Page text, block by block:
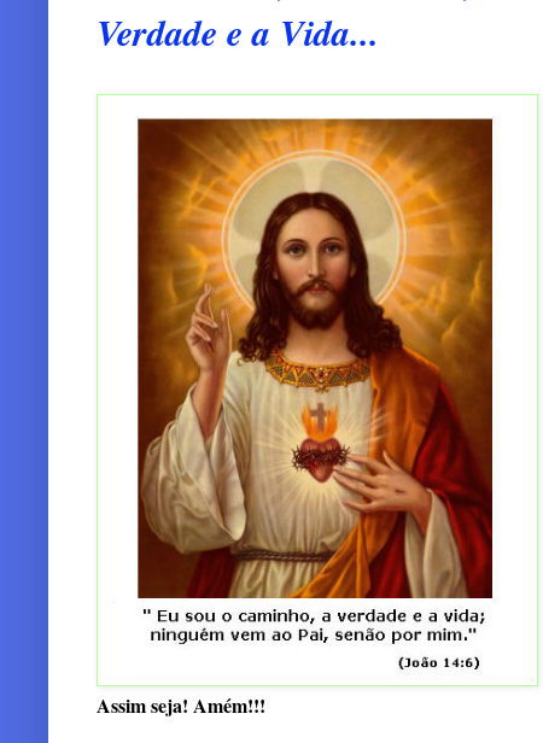
Verdade e a Vida...
Assim seja! Amém!!!